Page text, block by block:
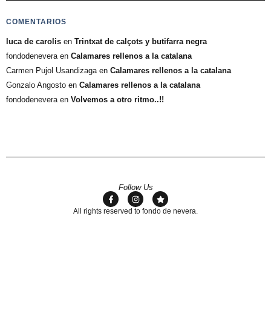
COMENTARIOS
luca de carolis en Trintxat de calçots y butifarra negra
fondodeneveraen Calamares rellenos a la catalana
Carmen Pujol Usandizagaen Calamares rellenos a la catalana
Gonzalo Angosto en Calamares rellenos a la catalana
fondodeneveraen Volvemos a otro ritmo..!!
Follow Us
All rights reserved to fondo de nevera.